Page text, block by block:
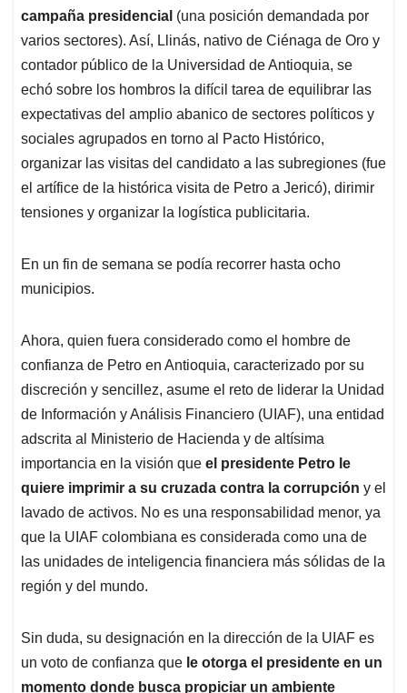
campaña presidencial (una posición demandada por
varios sectores). Así, Llinás, nativo de Ciénaga de Oro y
contador público de la Universidad de Antioquia, se
echó sobre los hombros la difícil tarea de equilibrar las
expectativas del amplio abanico de sectores políticos y
sociales agrupados en torno al Pacto Histórico,
organizar las visitas del candidato a las subregiones (fue
el artífice de la histórica visita de Petro a Jericó), dirimir
tensiones y organizar la logística publicitaria.
En un fin de semana se podía recorrer hasta ocho
municipios.
Ahora, quien fuera considerado como el hombre de
confianza de Petro en Antioquia, caracterizado por su
discreción y sencillez, asume el reto de liderar la Unidad
de Información y Análisis Financiero (UIAF), una entidad
adscrita al Ministerio de Hacienda y de altísima
importancia en la visión que el presidente Petro le
quiere imprimir a su cruzada contra la corrupción y el
lavado de activos. No es una responsabilidad menor, ya
que la UIAF colombiana es considerada como una de
las unidades de inteligencia financiera más sólidas de la
región y del mundo.
Sin duda, su designación en la dirección de la UIAF es
un voto de confianza que le otorga el presidente en un
momento donde busca propiciar un ambiente